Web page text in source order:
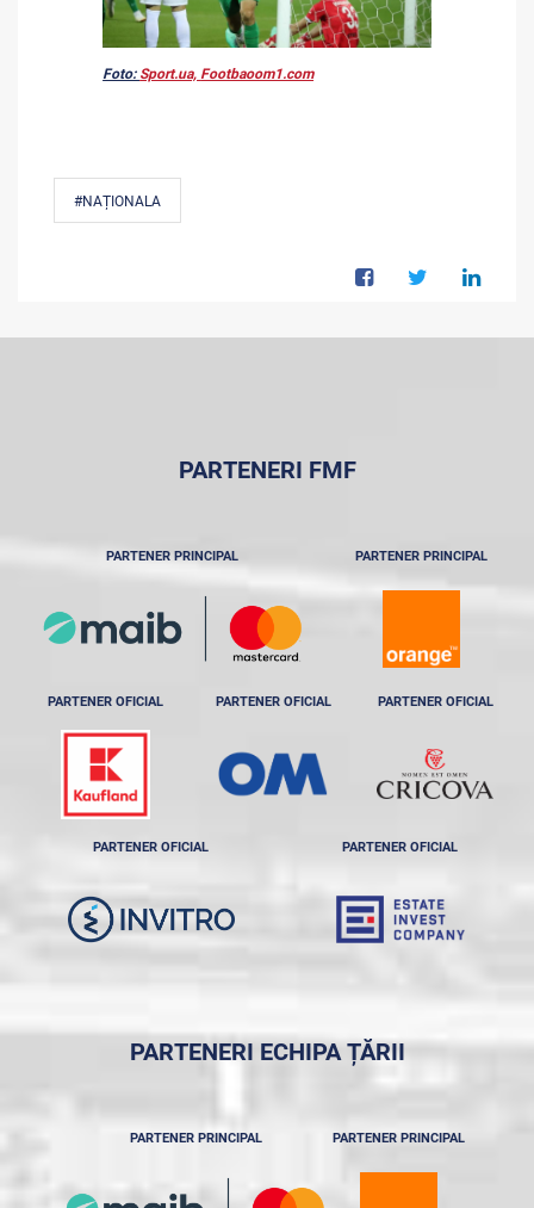
Foto: Sport.ua,Footbaoom1.com
#NAȚIONALA
PARTENERI FMF
PARTENER PRINCIPAL PARTENER PRINCIPAL
PARTENER OFICIAL PARTENER OFICIAL PARTENER OFICIAL
PARTENER OFICIAL PARTENER OFICIAL
PARTENERI ECHIPA ȚĂRII
PARTENER PRINCIPAL PARTENER PRINCIPAL